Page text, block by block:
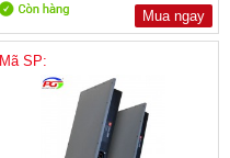
Mua ngay
Mã SP: